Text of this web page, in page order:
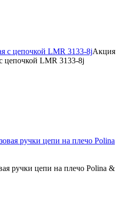
Акция
цепочкой LMR 3133-8j
ручки цепи на плечо Polina &